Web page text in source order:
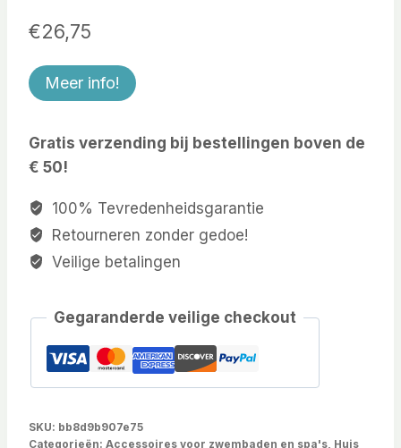
€26,75
Meer info!
Gratis verzending bij bestellingen boven de
€ 50!
100% Tevredenheidsgarantie
Retourneren zonder gedoe!
Veilige betalingen
Gegaranderde veilige checkout
SKU: bb8d9b907e75
Categorieën: Accessoires voor zwembaden en spa's Huis